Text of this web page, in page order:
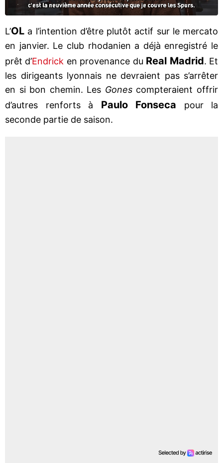
L’OL a l’intention d’être plutôt actif sur le mercato
en janvier. Le club rhodanien a déjà enregistré le
prêt d’Endrick en provenance du Real Madrid. Et
les dirigeants lyonnais ne devraient pas s’arrêter
en si bon chemin. Les Gones compteraient offrir
d’autres renforts à Paulo Fonseca pour la
seconde partie de saison.